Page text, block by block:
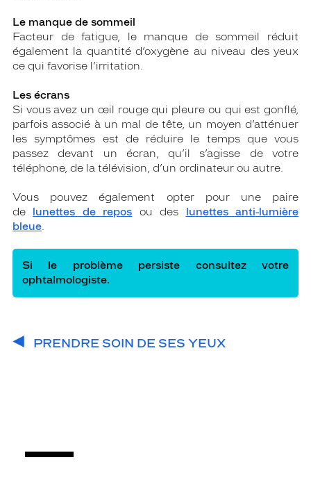
Le manque de sommeil
Facteur de fatigue, le manque de sommeil réduit
également la quantité d’oxygène au niveau des yeux
ce qui favorise l’irritation.
Les écrans
Si vous avez un œil rouge qui pleure ou qui est gonflé,
parfois associé à un mal de tête, un moyen d’atténuer
les symptômes est de réduire le temps que vous
passez devant un écran, qu’il s’agisse de votre
téléphone, de la télévision, d’un ordinateur ou autre.
Vous pouvez également opter pour une paire
de lunettes de repos ou des lunettes anti-lumière
bleue.
Si le problème persiste consultez votre
ophtalmologiste.
PRENDRE SOIN DE SES YEUX